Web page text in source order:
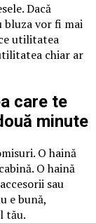
Dacă
bluza vor fi mai
utilitatea
chiar ar
care te
minute
O haină
O haină
sau
e bună,
tău.